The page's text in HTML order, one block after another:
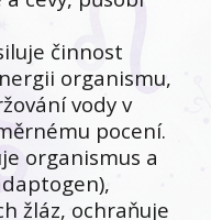
činnost
organismu,
vody v
pocení.
organismus a
žláz, ochraňuje